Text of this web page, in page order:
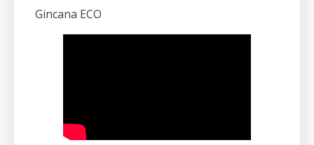
Gincana ECO